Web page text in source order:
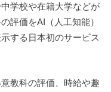
学校や在籍大学などが
評価をAI（人工知能）
する日本初のサービス
教科の評価、時給や趣